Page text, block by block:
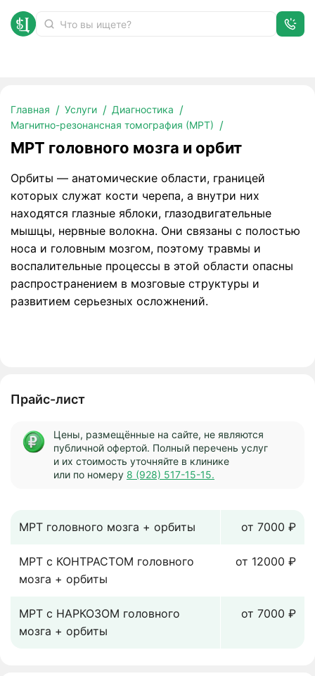
Главная Услуги
Диагностика
Магнитно-резонансная томография (МРТ)
МРТ головного мозга и орбит
МРТ головного мозга и орбит
Орбиты — анатомические области, границей
которых служат кости черепа, а внутри них
находятся глазные яблоки, глазодвигательные
мышцы, нервные волокна. Они связаны с полостью
носа и головным мозгом, поэтому травмы и
воспалительные процессы в этой области опасны
распространением в мозговые структуры и
развитием серьезных осложнений.
Прайс-лист
Цены, размещённые на сайте, не являются
публичной офертой. Полный перечень услуг
и их стоимость уточняйте в клинике
или по номеру 8 (928) 517-15-15.
МРТ головного мозга + орбиты от 7000 ₽
МРТ с КОНТРАСТОМ головного
мозга + орбиты
от 12000 ₽
МРТ с НАРКОЗОМ головного
мозга + орбиты
от 7000 ₽